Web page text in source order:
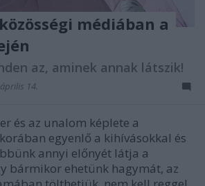
médiában a
az, aminek annak látszik!
14.
és az unalom képlete a
egyenlő a kihívásokkal és
annyi előnyét látja a
bármikor ehetünk hagymát, az